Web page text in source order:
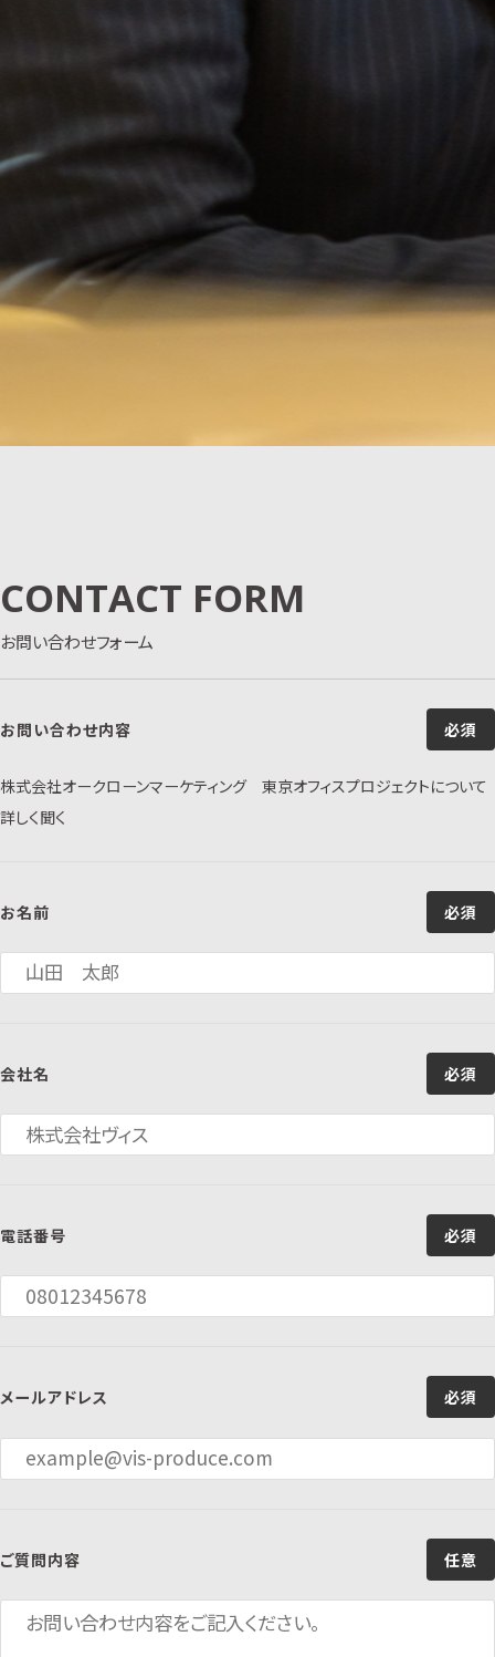
CONTACT FORM
お問い合わせフォーム
お問い合わせ内容 必須
株式会社オークローンマーケティング 東京オフィスプロジェクトについて
詳しく聞く
お名前 必須
会社名 必須
電話番号 必須
メールアドレス 必須
ご質問内容 任意